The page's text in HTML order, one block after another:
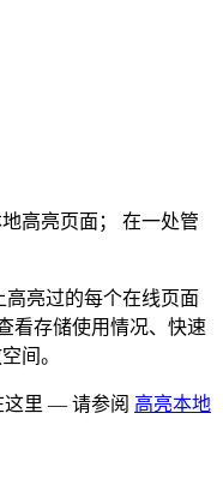
高亮页面； 在一处管
亮过的每个在线页面
看存储使用情况、快速
间。
这里 — 请参阅 高亮本地